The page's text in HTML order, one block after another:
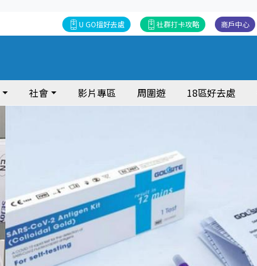
商戶中心
社群打卡攻略
U GO搵好去處
社會 影片專區 周圍遊 18區好去處